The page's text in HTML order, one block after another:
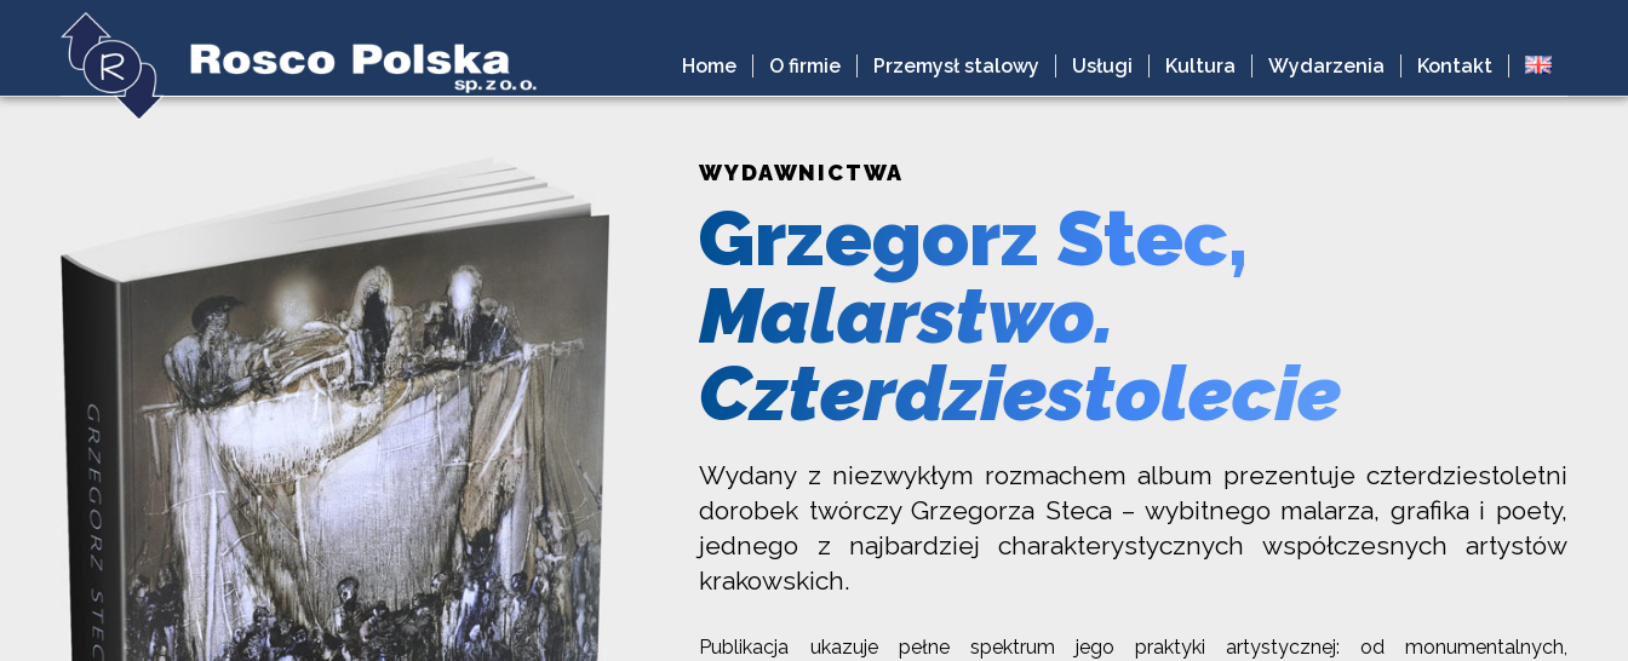
Home O firmie Przemysł stalowy Usługi Kultura Wydarzenia Kontakt
WYDAWNICTWA
Grzegorz Stec,
Malarstwo.
Czterdziestolecie
Wydany z niezwykłym rozmachem album prezentuje czterdziestoletni
dorobek twórczy Grzegorza Steca – wybitnego malarza, grafika i poety,
jednego z najbardziej charakterystycznych współczesnych artystów
krakowskich.
Publikacja ukazuje pełne spektrum jego praktyki artystycznej: od monumentalnych,